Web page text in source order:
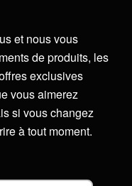
et nous vous
de produits, les
exclusives
vous aimerez
si vous changez
à tout moment.